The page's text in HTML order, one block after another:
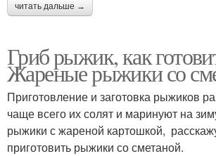
читать дальше →
Гриб рыжик, как
Жареные рыжики со
Приготовление и заготовка рыжиков
чаще всего их солят и маринуют на
рыжики с жареной картошкой,
приготовить рыжики со сметаной.